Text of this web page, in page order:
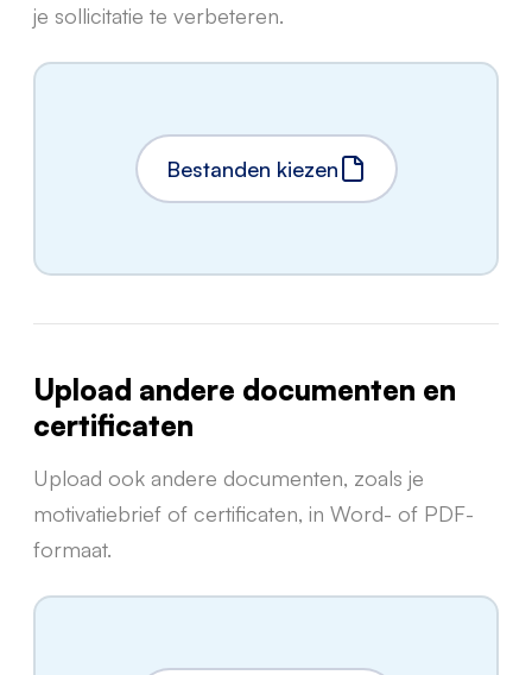
je sollicitatie te verbeteren.
Bestanden kiezen
Upload andere documenten en
certificaten
Upload ook andere documenten, zoals je
motivatiebrief of certificaten, in Word- of PDF-
formaat.